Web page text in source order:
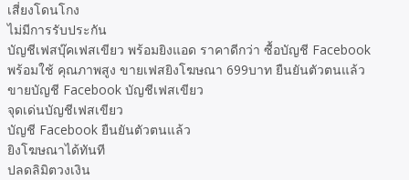
เสี่ยงโดนโกง
ไม่มีการรับประกัน
บัญชีเฟสบุ๊คเฟสเขียว พร้อมยิงแอด ราคาดีกว่า ซื้อบัญชี Facebook
พร้อมใช้ คุณภาพสูง ขายเฟสยิงโฆษณา 699บาท ยืนยันตัวตนแล้ว
ขายบัญชี Facebook บัญชีเฟสเขียว
จุดเด่นบัญชีเฟสเขียว
บัญชี Facebook ยืนยันตัวตนแล้ว
ยิงโฆษณาได้ทันที
ปลดลิมิตวงเงิน